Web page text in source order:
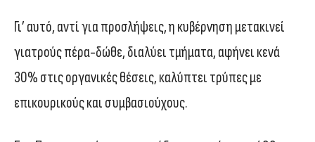
Γι’ αυτό, αντί για προσλήψεις, η κυβέρνηση μετακινεί
γιατρούς πέρα-δώθε, διαλύει τμήματα, αφήνει κενά
30% στις οργανικές θέσεις, καλύπτει τρύπες με
επικουρικούς και συμβασιούχους.